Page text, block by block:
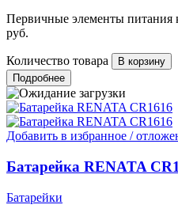
Первичные элементы
руб.
Количество товара
Подробнее
Добавить в избранное /
Батарейка RENATA
Батарейки